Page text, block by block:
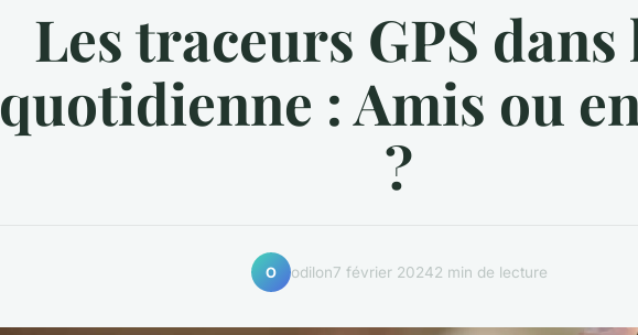
Les traceurs GPS dans
quotidienne : Amis ou
?
O odilon7 février 20242 min de lecture